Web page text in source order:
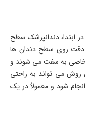
ابتدا، دندانپزشک سطح
دقت روی سطح دندان ها
خاصی به سفت می شوند و
روش می تواند به راحتی
شود و معمولاً در یک